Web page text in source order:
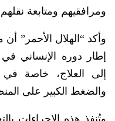
ومرافقيهم ومتابعة
وأكد “الهلال الأحمر”
إطار دوره الإنساني
إلى العلاج، خاصة
والضغط الكبير على
وتُنفذ هذه الإجراءات